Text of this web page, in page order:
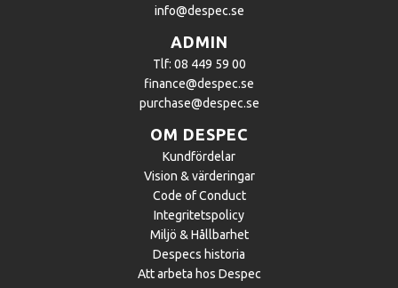
info@despec.se
ADMIN
Tlf: 08 449 59 00
finance@despec.se
purchase@despec.se
OM DESPEC
Kundfördelar
Vision & värderingar
Code of Conduct
Integritetspolicy
Miljö & Hållbarhet
Despecs historia
Att arbeta hos Despec